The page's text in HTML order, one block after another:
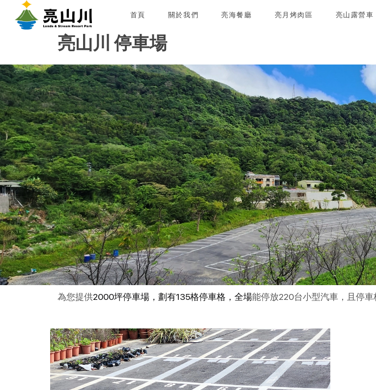
首頁 關於我們 亮海餐廳 亮月烤肉區 亮山露營車
亮山川 停車場
為您提供2000坪停車場，劃有135格停車格，全場能停放220台小型汽車，且停